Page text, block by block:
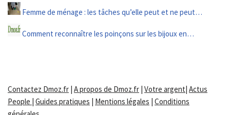
Femme de ménage : les tâches qu’elle peut et ne peut…
Comment reconnaître les poinçons sur les bijoux en…
Contactez Dmoz.fr | A propos de Dmoz.fr | Votre argent| Actus
People | Guides pratiques | Mentions légales | Conditions